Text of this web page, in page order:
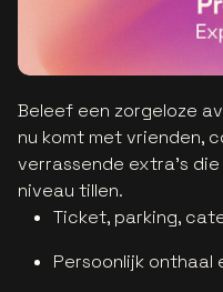
Beleef een zorgeloze
nu komt met vrienden,
verrassende extra’s
niveau tillen.
Ticket, parking,
Persoonlijk onthaal